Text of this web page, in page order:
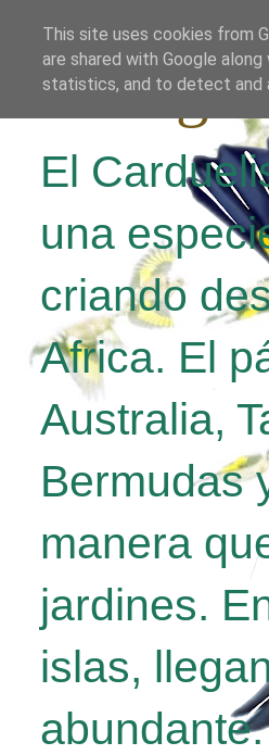
El
El
una
criando
Africa. El
Australia,
Bermudas
manera
jardines.
islas,
This site uses cookies from
are shared with Google
statistics, and to detect and